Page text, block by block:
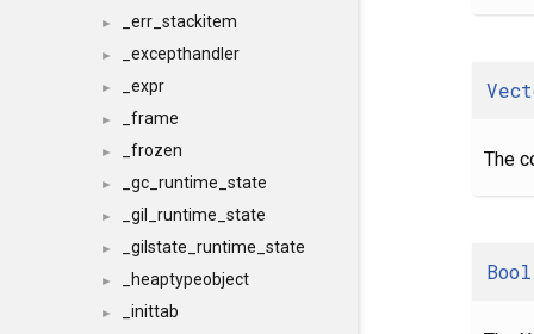
► _err_stackitem
► _excepthandler
► _expr
► _frame
► _frozen
► _gc_runtime_state
► _gil_runtime_state
► _gilstate_runtime_state
► _heaptypeobject
► _inittab
The
Bool